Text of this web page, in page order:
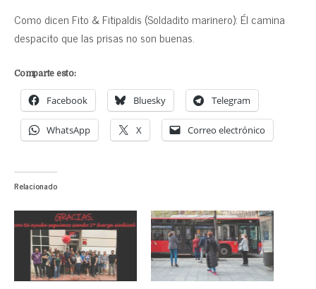
Como dicen Fito & Fitipaldis (Soldadito marinero): Él camina
despacito que las prisas no son buenas.
Comparte esto:
Facebook Bluesky Telegram
WhatsApp X Correo electrónico
Relacionado